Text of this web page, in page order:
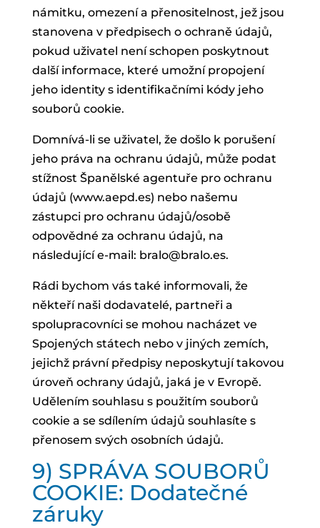
námitku, omezení a přenositelnost, jež jsou
stanovena v předpisech o ochraně údajů,
pokud uživatel není schopen poskytnout
další informace, které umožní propojení
jeho identity s identifikačními kódy jeho
souborů cookie.
Domnívá-li se uživatel, že došlo k porušení
jeho práva na ochranu údajů, může podat
stížnost Španělské agentuře pro ochranu
údajů (www.aepd.es) nebo našemu
zástupci pro ochranu údajů/osobě
odpovědné za ochranu údajů, na
následující e-mail: bralo@bralo.es.
Rádi bychom vás také informovali, že
někteří naši dodavatelé, partneři a
spolupracovníci se mohou nacházet ve
Spojených státech nebo v jiných zemích,
jejichž právní předpisy neposkytují takovou
úroveň ochrany údajů, jaká je v Evropě.
Udělením souhlasu s použitím souborů
cookie a se sdílením údajů souhlasíte s
přenosem svých osobních údajů.
9) SPRÁVA SOUBORŮ
COOKIE: Dodatečné
záruky